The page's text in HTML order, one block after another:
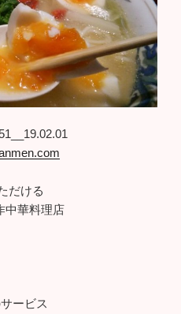
だける
理店
ービス